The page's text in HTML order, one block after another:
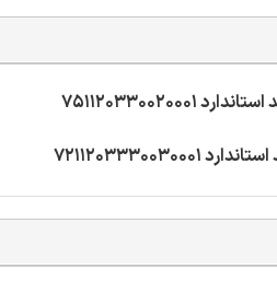
751120330020001
7211203330030001